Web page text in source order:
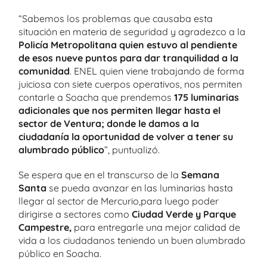
“Sabemos los problemas que causaba esta
situación en materia de seguridad y agradezco a la
Policía Metropolitana quien estuvo al pendiente
de esos nueve puntos para dar tranquilidad a la
comunidad. ENEL quien viene trabajando de forma
juiciosa con siete cuerpos operativos, nos permiten
contarle a Soacha que prendemos 175 luminarias
adicionales que nos permiten llegar hasta el
sector de Ventura; donde le damos a la
ciudadanía la oportunidad de volver a tener su
alumbrado público”, puntualizó.
Se espera que en el transcurso de la Semana
Santa se pueda avanzar en las luminarias hasta
llegar al sector de Mercurio,para luego poder
dirigirse a sectores como Ciudad Verde y Parque
Campestre, para entregarle una mejor calidad de
vida a los ciudadanos teniendo un buen alumbrado
público en Soacha.